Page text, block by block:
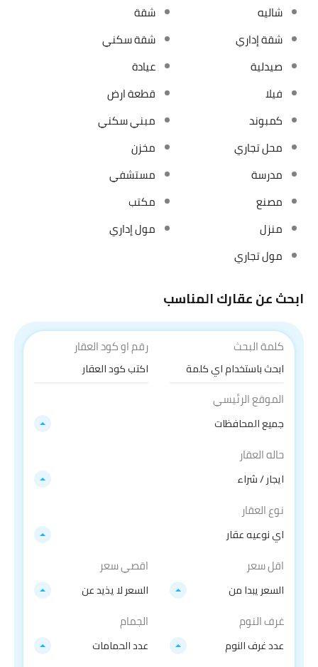
شاليه
شقة
شقة إداري
شقة سكني
صيدلية
عيادة
فيلا
قطعة ارض
كمبوند
مبني سكني
محل تجاري
مخزن
مدرسة
مستشفي
مصنع
مكتب
منزل
مول إداري
مول تجاري
ابحث عن عقارك المناسب
كلمة البحث رقم او كود العقار
الموقع الرئيسي
جميع المحافظات
حاله العقار
ايجار / شراء
نوع العقار
اي نوعيه عقار
اقل سعر
السعر يبدا من
اقصي سعر
السعر لا يذيد عن
غرف النوم
عدد غرف النوم
الجمام
عدد الحمامات